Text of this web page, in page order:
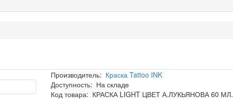
Производитель: Краска Tattoo INK
Доступность: На складе
Код товара: КРАСКА LIGHT ЦВЕТ А.ЛУКЬЯНОВА 60 МЛ.